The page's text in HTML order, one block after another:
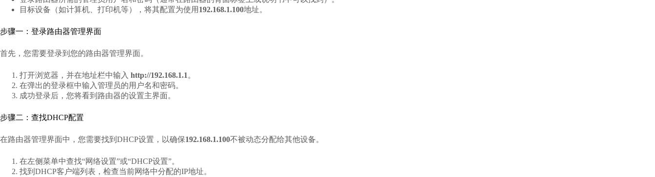
目标设备（如计算机、打印机等），将其配置为使用 192.168.1.100地址。
步骤一：登录路由器管理界面
首先，您需要登录到您的路由器管理界面。
打开浏览器，并在地址栏中输入 http://192.168.1.1 。
在弹出的登录框中输入管理员的用户名和密码。
成功登录后，您将看到路由器的设置主界面。
步骤二：查找DHCP配置
在路由器管理界面中，您需要找到DHCP设置，以确保192.168.1.100不被动态分配给其他设备。
在左侧菜单中查找“网络设置”或“DHCP设置”。
找到DHCP客户端列表，检查当前网络中分配的IP地址。